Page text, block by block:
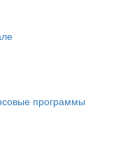
программы